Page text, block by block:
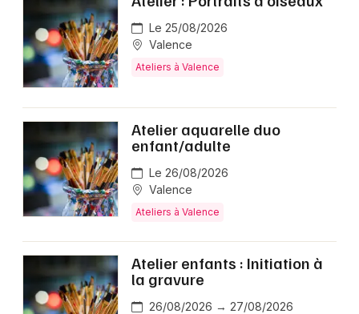
Le 25/08/2026
Valence
Ateliers à Valence
Atelier aquarelle duo
enfant/adulte
Le 26/08/2026
Valence
Ateliers à Valence
Atelier enfants : Initiation à
la gravure
26/08/2026 → 27/08/2026